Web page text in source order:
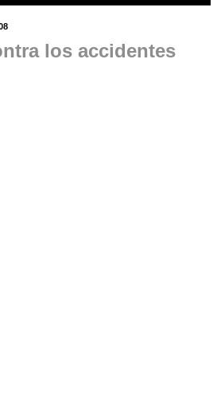
los accidentes